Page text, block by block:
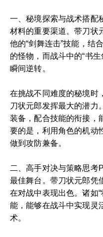
一、秘境探索与战术搭配
材料的重要渠道。带刀状
他的“剑舞连击”技能，结
的怪物，而战斗中的“书
瞬间逆转。
在挑战不同难度的秘境时
刀状元郎发挥最大的潜力
装备，配合技能的衔接，
要的是，利用角色的机动
做到攻防兼备。
二、高手对决与策略思考
最佳舞台。带刀状元郎凭
在对战中表现出色。诸如“
能，能够在战斗中实现灵
术。